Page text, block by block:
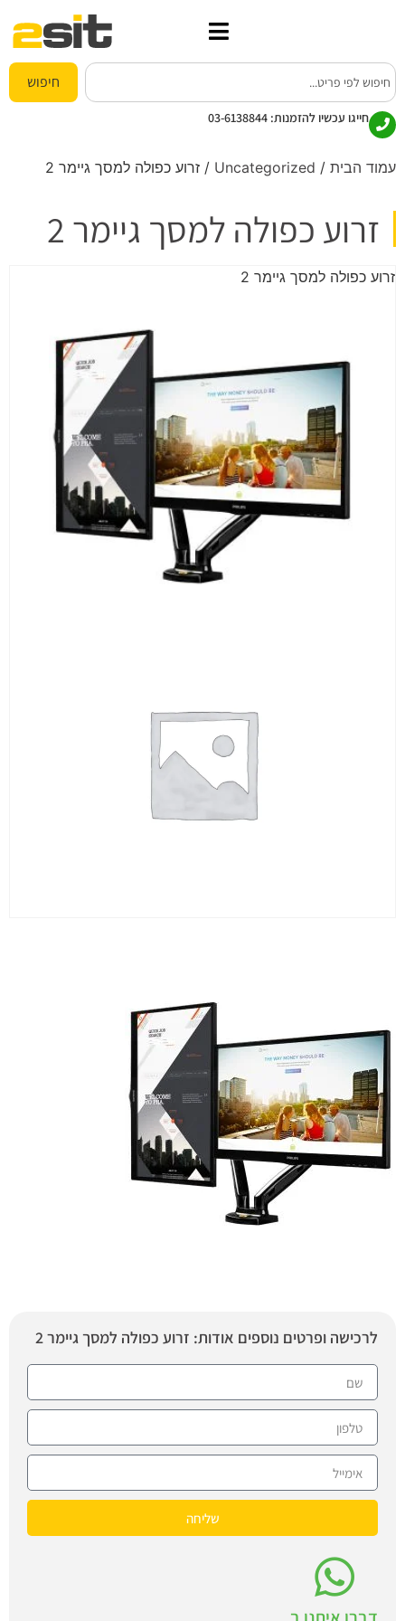
חיפוש
חייגו עכשיו להזמנות: 03-6138844
עמוד הבית /
Uncategorized / זרוע כפולה למסך גיימר 2
זרוע כפולה למסך גיימר 2
לרכישה ופרטים נוספים אודות: זרוע כפולה למסך גיימר 2
שליחה
זרוע כפולה למסך גיימר 2